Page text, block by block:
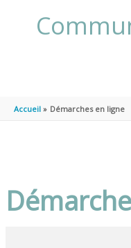
Accueil Démarches en ligne